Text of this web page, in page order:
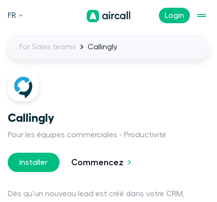
Login
FR
For Sales teams Callingly
Callingly
Pour les équipes commerciales Productivité
Installer Commencez
Dès qu’un nouveau lead est créé dans votre CRM,